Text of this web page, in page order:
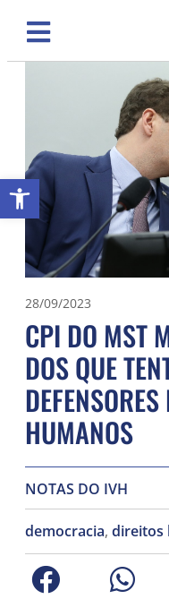
Abrir a barra de ferramentas
28/09/2023
CPI DO MST
DOS QUE
HUMANOS
NOTAS DO IVH
democracia, direitos